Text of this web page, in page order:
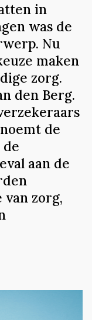
in
was de
Nu
maken
zorg.
den Berg.
de
aan de
van zorg,